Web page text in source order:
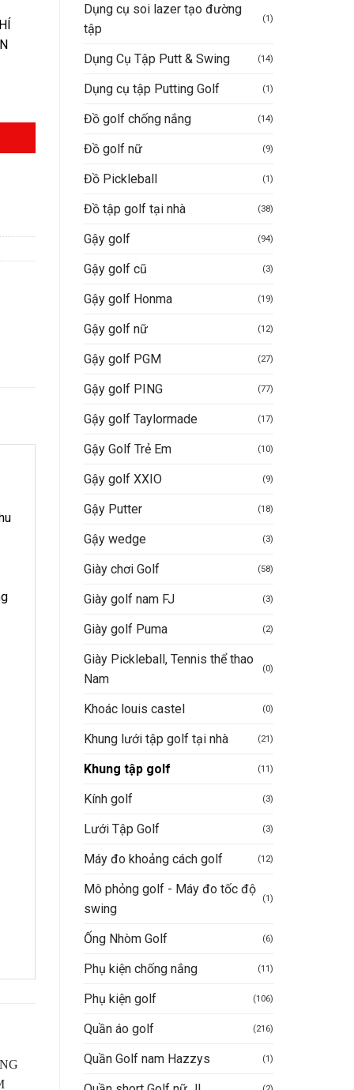
Dụng cụ soi lazer tạo đường
tập
(1)
Dụng Cụ Tập Putt & Swing (14)
Dụng cụ tập Putting Golf (1)
Đồ golf chống nắng (14)
Đồ golf nữ (9)
Đồ Pickleball (1)
Đồ tập golf tại nhà (38)
Gậy golf (94)
Gậy golf cũ (3)
Gậy golf Honma (19)
Gậy golf nữ (12)
Gậy golf PGM (27)
Gậy golf PING (77)
Gậy golf Taylormade (17)
Gậy Golf Trẻ Em (10)
Gậy golf XXIO (9)
Gậy Putter (18)
Gậy wedge (3)
Giày chơi Golf (58)
Giày golf nam FJ (3)
Giày golf Puma (2)
Giày Pickleball, Tennis thể thao
Nam
(0)
Khoác louis castel (0)
Khung lưới tập golf tại nhà (21)
Khung tập golf (11)
Kính golf (3)
Lưới Tập Golf (3)
Máy đo khoảng cách golf (12)
Mô phỏng golf - Máy đo tốc độ
swing
(1)
Ống Nhòm Golf (6)
Phụ kiện chống nắng (11)
Phụ kiện golf (106)
Quần áo golf (216)
Quần Golf nam Hazzys (1)